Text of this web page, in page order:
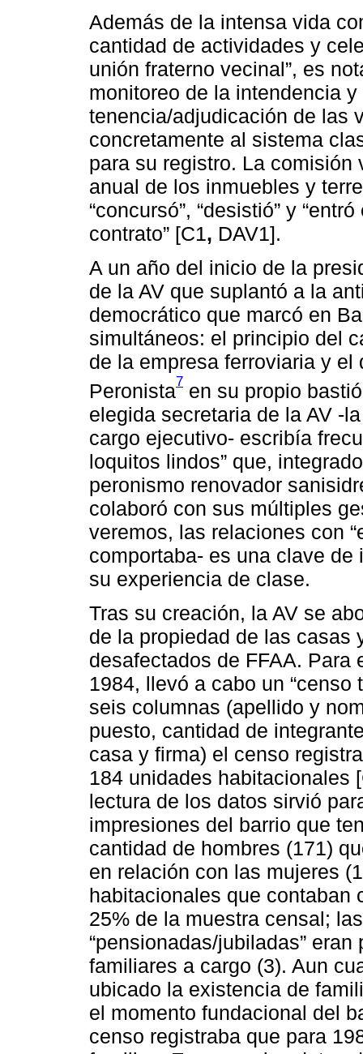
Además de la intensa vida
cantidad de actividades y
unión fraterno vecinal”, es
monitoreo de la intendencia
tenencia/adjudicación de las
concretamente al sistema
para su registro. La
anual de los inmuebles y
“concursó”, “desistió” y
contrato” [C1, DAV1].
A un año del inicio de la
de la AV que suplantó a la
democrático que marcó en
simultáneos: el principio del
de la empresa ferroviaria y
Peronista7 en su propio
elegida secretaria de la AV -
cargo ejecutivo- escribía
loquitos lindos” que,
peronismo renovador
colaboró con sus múltiples
veremos, las relaciones con
comportaba- es una clave
su experiencia de clase.
Tras su creación, la AV se
de la propiedad de las casas
desafectados de FFAA. Para
1984, llevó a cabo un “censo
seis columnas (apellido y
puesto, cantidad de
casa y firma) el censo
184 unidades habitacionales
lectura de los datos sirvió
impresiones del barrio que
cantidad de hombres (171)
en relación con las mujeres
habitacionales que contaban
25% de la muestra censal;
“pensionadas/jubiladas”
familiares a cargo (3). Aun
ubicado la existencia de
el momento fundacional del
censo registraba que para